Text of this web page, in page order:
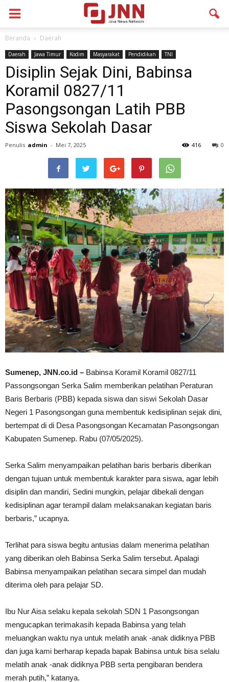
Beranda Daerah
Daerah Jawa Timur Kodim Masyarakat Pendidikan TNI
Disiplin Sejak Dini, Babinsa
Koramil 0827/11
Pasongsongan Latih PBB
Siswa Sekolah Dasar
Penulis admin - Mei 7, 2025 0
416
Sumenep, JNN.co.id – Babinsa Koramil Koramil 0827/11
Passongsongan Serka Salim memberikan pelatihan Peraturan
Baris Berbaris (PBB) kepada siswa dan siswi Sekolah Dasar
Negeri 1 Pasongsongan guna membentuk kedisiplinan sejak dini,
bertempat di di Desa Pasongsongan Kecamatan Pasongsongan
Kabupaten Sumenep. Rabu (07/05/2025).
Serka Salim menyampaikan pelatihan baris berbaris diberikan
dengan tujuan untuk membentuk karakter para siswa, agar lebih
disiplin dan mandiri, Sedini mungkin, pelajar dibekali dengan
kedisiplinan agar terampil dalam melaksanakan kegiatan baris
berbaris,” ucapnya.
Terlihat para siswa begitu antusias dalam menerima pelatihan
yang diberikan oleh Babinsa Serka Salim tersebut. Apalagi
Babinsa menyampaikan pelatihan secara simpel dan mudah
diterima oleh para pelajar SD.
Ibu Nur Aisa selaku kepala sekolah SDN 1 Pasongsongan
mengucapkan terimakasih kepada Babinsa yang telah
meluangkan waktu nya untuk melatih anak -anak didiknya PBB
dan juga kami berharap kepada bapak Babinsa untuk bisa selalu
melatih anak -anak didiknya PBB serta pengibaran bendera
merah putih,” katanya.